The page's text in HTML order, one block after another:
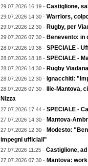
29.07.2026 16:19 - Castiglione,
29.07.2026 14:30 - Warriors,
29.07.2026 12:30 - Rugby, per
29.07.2026 07:30 - Benevento: in
28.07.2026 19:38 - SPECIALE -
28.07.2026 18:18 - SPECIALE -
28.07.2026 14:30 - Rugby
28.07.2026 12:30 - Ignacchiti:
28.07.2026 07:30 -
Ilie-Mantova,
Nizza
27.07.2026 17:44 - SPECIALE -
27.07.2026 14:30 - Mantova-
27.07.2026 12:30 - Modesto:
impegni ufficiali"
27.07.2026 11:25 - Castiglione,
27.07.2026 07:30 - Mantova: